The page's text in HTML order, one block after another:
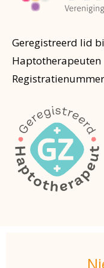
Geregistreerd lid
Haptotherapeuten